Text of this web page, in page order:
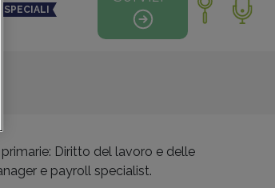
SPECIALI
Diritto del lavoro e delle
e payroll specialist.